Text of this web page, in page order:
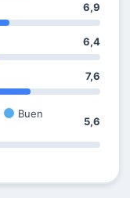
6,9
6,4
7,6
Buen
5,6